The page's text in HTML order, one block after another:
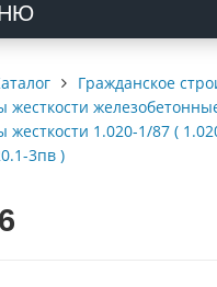
Гражданское
жесткости
1.020-1/87 (
3пв )